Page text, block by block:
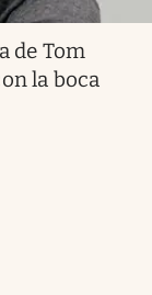
de Tom
la boca